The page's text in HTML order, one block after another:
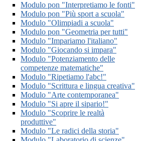
Modulo pon "Interpretiamo le fonti"
Modulo pon "Più sport a scuola"
Modulo "Olimpiadi a scuola"
Modulo pon "Geometria per tutti"
Modulo "Impariamo l'italiano"
Modulo "Giocando si impara"
Modulo "Potenziamento delle
competenze matematiche"
Modulo "Ripetiamo l'abc!"
Modulo "Scrittura e lingua creativa"
Modulo "Arte contemporanea"
Modulo "Si apre il sipario!"
Modulo "Scoprire le realtà
produttive"
Modulo "Le radici della storia"